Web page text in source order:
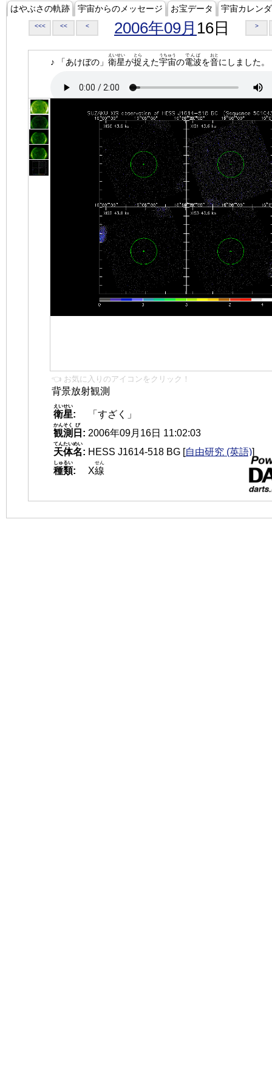
はやぶさの軌跡 宇宙からのメッセージ お宝データ 宇宙カレン
<<< << < 2006年09月 16日 >
♪ 「あけぼの」 衛星
えいせい
が捉
とら
えた宇宙
うちゅう
の電波
でんぱ
を音
おと
にしました。
👈 お気に入りのアイコンをクリック！
背景放射観測
衛星
えいせい
:
「すざく」
観測
かんそく
日
び
: 2006年09月16日 11:02:03
天体名
てんたいめい
: HESS J1614-518 BG [自由研究 (英語)]
種類
しゅるい
: X線
せん